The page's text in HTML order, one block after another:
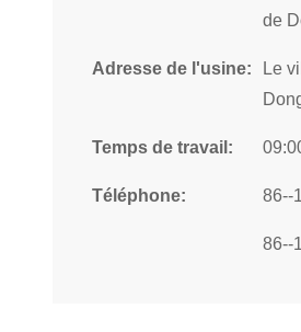
de
Adresse de l'usine:
Le
Temps de travail:
Téléphone: 86--
86--